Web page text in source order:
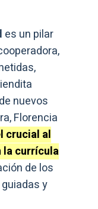
es un pilar
nuevos
Florencia
crucial al
la currícula
de los
y